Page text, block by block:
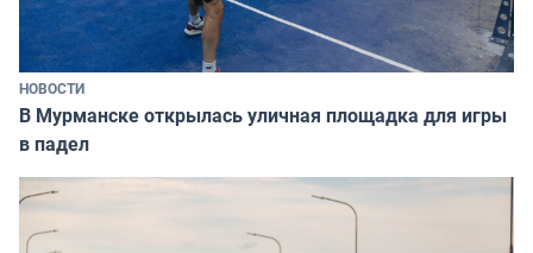
НОВОСТИ
В Мурманске открылась уличная площадка для игры
в падел